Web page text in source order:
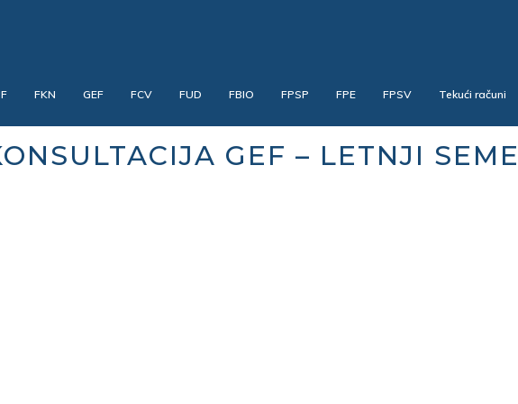
FKN GEF FCV FUD FBIO FPSP FPE FPSV Tekući računi
GEF – LETNJI